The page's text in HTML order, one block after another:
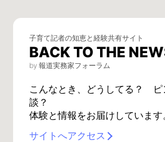
子育て記者の知恵と経験共有サイト
BACK TO THE
by 報道実務家フォーラム
こんなとき、どうしてる？ ピ
談？
体験と情報をお届けしています
サイトへアクセス